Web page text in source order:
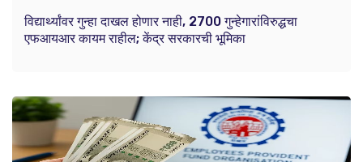
विद्यार्थ्यांवर गुन्हा दाखल होणार नाही, 2700 गुन्हेगारांविरुद्धचा
एफआयआर कायम राहील; केंद्र सरकारची भूमिका